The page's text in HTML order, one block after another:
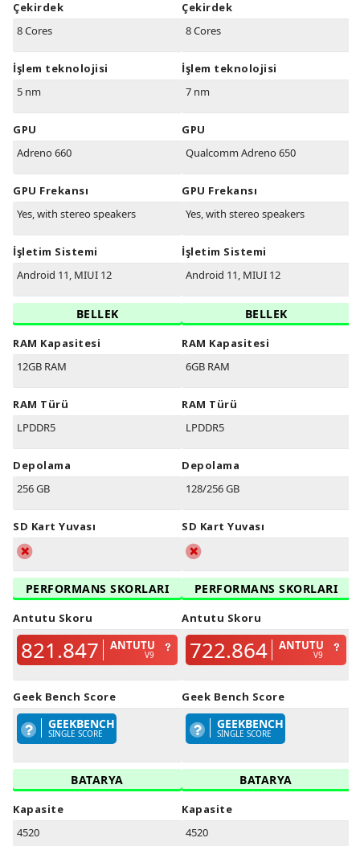
Çekirdek
8 Cores
İşlem teknolojisi
5 nm
GPU
Adreno 660
GPU Frekansı
Yes, with stereo speakers
İşletim Sistemi
Android 11, MIUI 12
BELLEK
RAM Kapasitesi
12GB RAM
RAM Türü
LPDDR5
Depolama
256 GB
SD Kart Yuvası
PERFORMANS SKORLARI
Antutu Skoru
821.847 ANTUTU
V9
Geek Bench Score
GEEKBENCH
SINGLE SCORE
BATARYA
Kapasite
4520
Çekirdek
8 Cores
İşlem teknolojisi
7 nm
GPU
Qualcomm Adreno 650
GPU Frekansı
Yes, with stereo speakers
İşletim Sistemi
Android 11, MIUI 12
BELLEK
RAM Kapasitesi
6GB RAM
RAM Türü
LPDDR5
Depolama
128/256 GB
SD Kart Yuvası
PERFORMANS SKORLARI
Antutu Skoru
722.864 ANTUTU
V9
Geek Bench Score
GEEKBENCH
SINGLE SCORE
BATARYA
Kapasite
4520